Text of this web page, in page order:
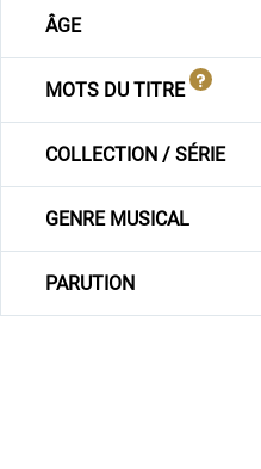
ÂGE
MOTS DU TITRE
COLLECTION / SÉRIE
GENRE MUSICAL
PARUTION